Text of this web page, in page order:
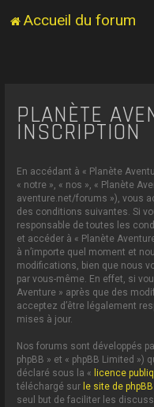
Accueil du forum
PLANÈTE
INSCRIPTION
En accédant à « Planète
« notre », « nos », « Planète
aventure.net/forums »), vous
des conditions suivantes. Si
responsable de toutes les
et accéder à « Planète
à n’importe quel moment et
modifications, bien que nous
par vous-même. En effet, si
Aventure » après que des
acceptez d’être légalement
mises à jour.
Nos forums sont développés
phpBB » et « phpBB Limited
déclaré sous la « licence
téléchargé sur le site de phpBB
seul but de faciliter les